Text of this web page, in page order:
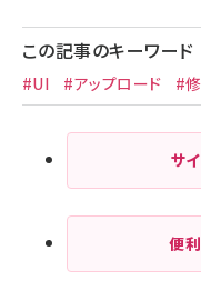
この記事のキーワード
#UI #アップロード #
サ
便